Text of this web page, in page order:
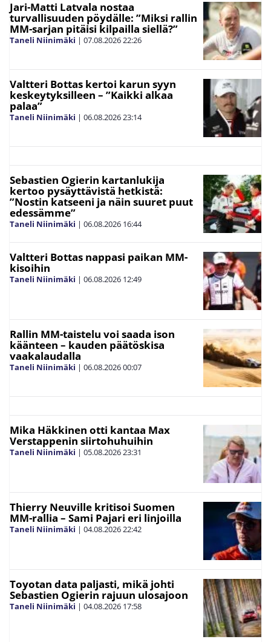
Jari-Matti Latvala nostaa
turvallisuuden pöydälle: ”Miksi rallin
MM-sarjan pitäisi kilpailla siellä?”
Taneli Niinimäki | 07.08.202622:26
Valtteri Bottas kertoi karun syyn
keskeytyksilleen – ”Kaikki alkaa
palaa”
Taneli Niinimäki | 06.08.202623:14
Sebastien Ogierin kartanlukija
kertoo pysäyttävistä hetkistä:
”Nostin katseeni ja näin suuret puut
edessämme”
Taneli Niinimäki | 06.08.2026 16:44
Valtteri Bottas nappasi paikan MM-
kisoihin
Taneli Niinimäki | 06.08.2026 12:49
Rallin MM-taistelu voi saada ison
käänteen – kauden päätöskisa
vaakalaudalla
Taneli Niinimäki | 06.08.202600:07
Mika Häkkinen otti kantaa Max
Verstappenin siirtohuhuihin
Taneli Niinimäki | 05.08.202623:31
Thierry Neuville kritisoi Suomen
MM-rallia – Sami Pajari eri linjoilla
Taneli Niinimäki | 04.08.202622:42
Toyotan data paljasti, mikä johti
Sebastien Ogierin rajuun ulosajoon
Taneli Niinimäki | 04.08.2026 17:58